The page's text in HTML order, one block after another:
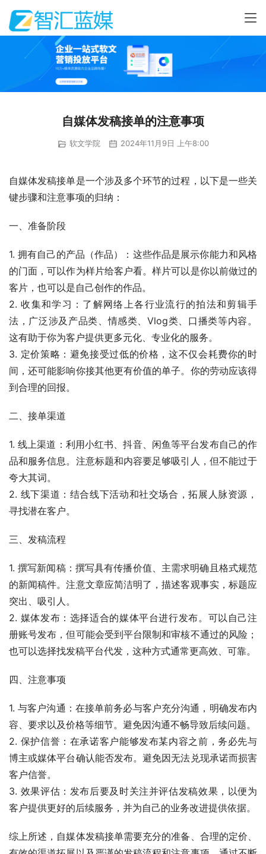
自媒体发稿接单的注意事项
软文学院 2024年11月9日 上午8:00
自媒体发稿接单是一个涉及多个环节的过程，以下是一些关
键步骤和注意事项的归纳：
一、准备阶段
1. 拥有自己的产品（作品）：这些作品是展示你能力和风格
的门面，可以作为样片给客户看。样片可以是你以前做过的
客片，也可以是自己创作的作品。
2. 收集和学习：了解网络上各行业流行的拍法和剪辑手
法，广泛涉及产品类、情感类、Vlog类、口播类等内容。
这有助于你为客户提供更多元化、专业化的服务。
3. 定价策略：避免接受过低的价格，这不仅会耗费你的时
间，还可能影响你接其他更有价值的单子。你的劳动应该得
到合理的回报。
二、接单渠道
1. 线上渠道：利用小红书、抖音、闲鱼等平台发布自己的作
品和服务信息。注意标题和内容要足够吸引人，但不能过于
夸大其词。
2. 线下渠道：结合线下活动和社交场合，拓展人脉资源，
寻找潜在客户。
三、发稿流程
1. 撰写新闻稿：撰写具有传播价值、主需求明确且格式规范
的新闻稿件。注意文章应简洁明了，描述客观事实，标题应
突出、吸引人。
2. 媒体发布：选择适合的媒体平台进行发布。可以自己注
册账号发布，但可能会受到平台限制和审核不通过的风险；
也可以选择找发稿平台代发，这种方式通常更高效、可靠。
四、注意事项
1. 与客户沟通：在接单前务必与客户充分沟通，明确发布内
容、要求以及价格等细节。避免因沟通不畅导致后续问题。
2. 保护信誉：在承诺客户能够发布某内容之前，务必先与
博主或媒体平台确认能否发布。避免因无法兑现承诺而损害
客户信誉。
3. 效果评估：发布后要及时关注并评估发稿效果，以便为
客户提供更好的后续服务，并为自己的业务改进提供依据。
综上所述，自媒体发稿接单需要充分的准备、合理的定价、